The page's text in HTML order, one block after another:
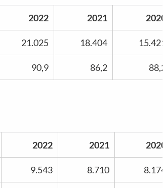
2022 2021 2020
21.025 18.404 15.421
90,9 86,2 88,2
2022 2021 2020
9.543 8.710 8.174